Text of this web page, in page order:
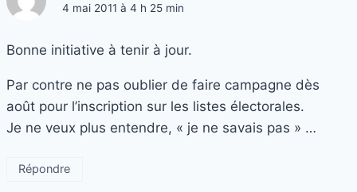
4 mai 2011 à 4 h 25 min
Bonne initiative à tenir à jour.
Par contre ne pas oublier de faire campagne dès
août pour l’inscription sur les listes électorales.
Je ne veux plus entendre, « je ne savais pas » …
Répondre